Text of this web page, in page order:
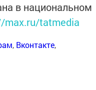
в национальном
max.ru/tatmedia
, Вконтакте,